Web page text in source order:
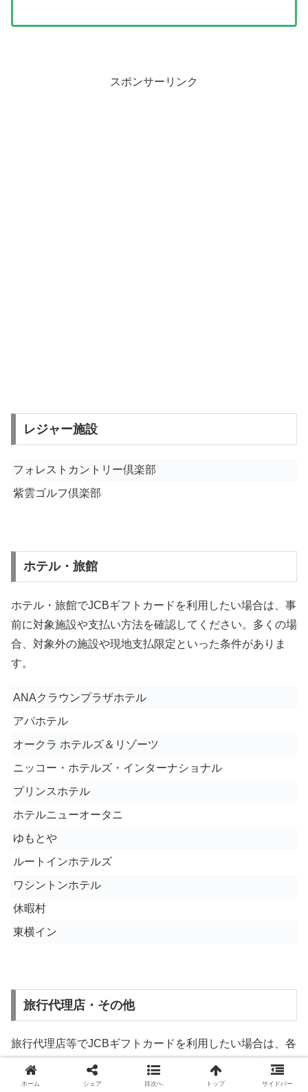
スポンサーリンク
レジャー施設
フォレストカントリー倶楽部
紫雲ゴルフ倶楽部
ホテル・旅館
ホテル・旅館でJCBギフトカードを利用したい場合は、事
前に対象施設や支払い方法を確認してください。多くの場
合、対象外の施設や現地支払限定といった条件がありま
す。
ANAクラウンプラザホテル
アパホテル
オークラ ホテルズ＆リゾーツ
ニッコー・ホテルズ・インターナショナル
プリンスホテル
ホテルニューオータニ
ゆもとや
ルートインホテルズ
ワシントンホテル
休暇村
東横イン
旅行代理店・その他
旅行代理店等でJCBギフトカードを利用したい場合は、各
店舗・カウンターでご相談ください。会社ごとに手続きが
異なります。
ホーム シェア 目次へ トップ サイドバー